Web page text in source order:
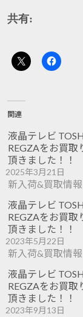
共有:
関連
液晶テレビ
REGZAをお買取
頂きました！！
2025年3月21日
新入荷&買取情報
液晶テレビ
REGZAをお買取
頂きました！！
2023年5月22日
新入荷&買取情報
液晶テレビ
REGZAをお買取
頂きました！！
2023年9月13日